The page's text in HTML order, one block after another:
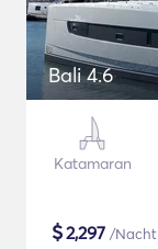
Bali 4.6
Katamaran
$2,297 /Nacht